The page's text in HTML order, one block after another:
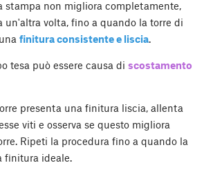
stampa non migliora completamente,
un'altra volta, fino a quando la torre di
finitura consistente e liscia.
tesa può essere causa di scostamento
presenta una finitura liscia, allenta
viti e osserva se questo migliora
Ripeti la procedura fino a quando la
finitura ideale.